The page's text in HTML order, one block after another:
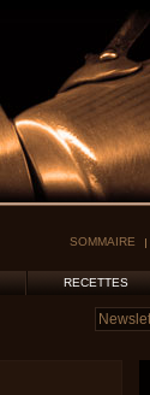
SOMMAIRE
RECETTES